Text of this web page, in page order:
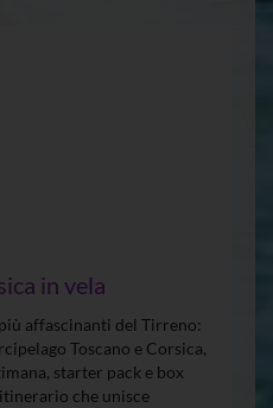
in vela
affascinanti del Tirreno:
Toscano e Corsica,
starter pack e box
che unisce